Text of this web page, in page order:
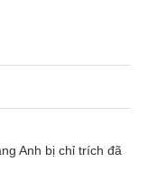
Anh bị chỉ trích đã